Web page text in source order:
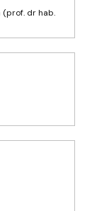
(prof. dr hab.